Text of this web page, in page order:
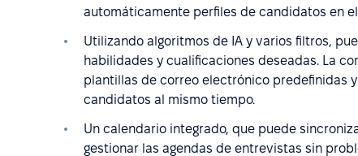
automáticamente perfiles de candidatos en el
Utilizando algoritmos de IA y varios filtros,
habilidades y cualificaciones deseadas. La
plantillas de correo electrónico predefinidas
candidatos al mismo tiempo.
Un calendario integrado, que puede
gestionar las agendas de entrevistas sin